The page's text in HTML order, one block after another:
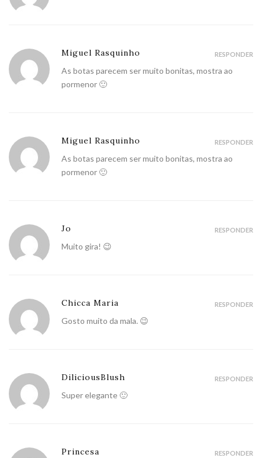
Miguel Rasquinho
As botas parecem ser muito bonitas, mostra ao
pormenor 🙂
RESPONDER
Miguel Rasquinho
As botas parecem ser muito bonitas, mostra ao
pormenor 🙂
RESPONDER
Jo
Muito gira! 😉
RESPONDER
Chicca Maria
Gosto muito da mala. 😉
RESPONDER
DiliciousBlush
Super elegante 🙂
RESPONDER
Princesa RESPONDER